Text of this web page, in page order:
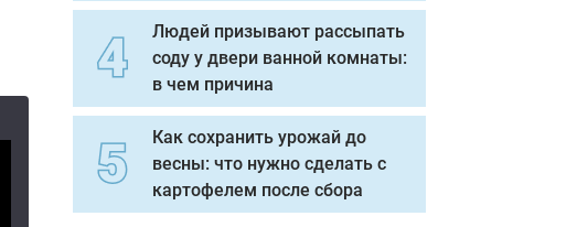
Людей призывают рассыпать
соду у двери ванной комнаты:
в чем причина
Как сохранить урожай до
весны: что нужно сделать с
картофелем после сбора